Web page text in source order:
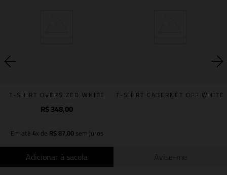
T-SHIRT OVERSIZED WHITE
R$348,00
Em até 4x de R$87,00sem juros
Adicionar à sacola
T-SHIRT CABERNET OFF WHITE